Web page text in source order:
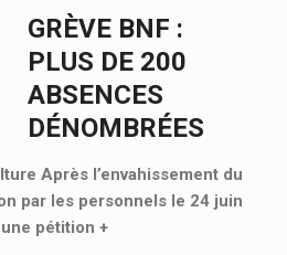
GRÈVE BNF :
PLUS DE 200
ABSENCES
DÉNOMBRÉES
Après l’envahissement du
par les personnels le 24 juin
pétition +